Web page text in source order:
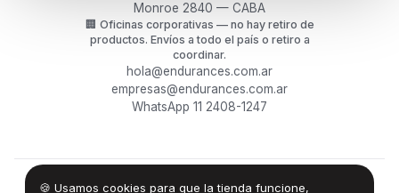
🍪 Usamos cookies para que la tienda funcione,
Monroe 2840 — CABA
🏢 Oficinas corporativas — no hay retiro de
productos. Envíos a todo el país o retiro a
coordinar.
hola@endurances.com.ar
empresas@endurances.com.ar
WhatsApp 11 2408-1247
© 2026Endurances Technology SA · CUIT 30-71861942-0